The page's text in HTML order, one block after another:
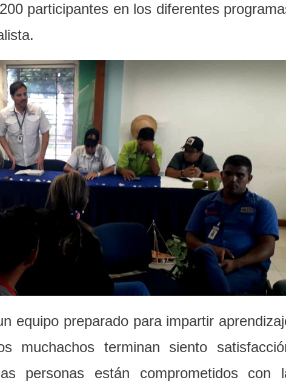
participantes en los diferentes
equipo preparado para impartir
muchachos terminan siento
personas están comprometidos con